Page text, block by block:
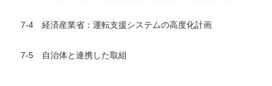
7-4 経済産業省：運転支援システムの高度化計画
7-5 自治体と連携した取組